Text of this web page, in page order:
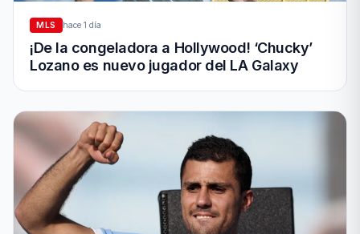
MLS hace 1 día
¡De la congeladora a Hollywood! ‘Chucky’
Lozano es nuevo jugador del LA Galaxy